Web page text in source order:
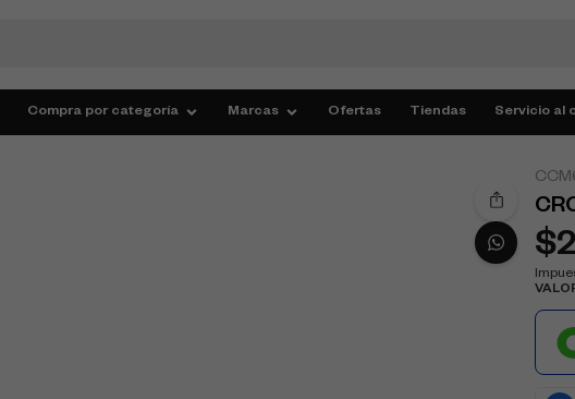
Compra por categoría Marcas Ofertas Tiendas Servicio al
$